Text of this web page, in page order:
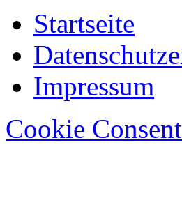
Startseite
Impressum
Cookie